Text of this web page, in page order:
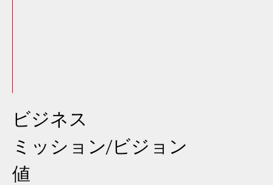
ビジネス
ミッション/ビジョン
値